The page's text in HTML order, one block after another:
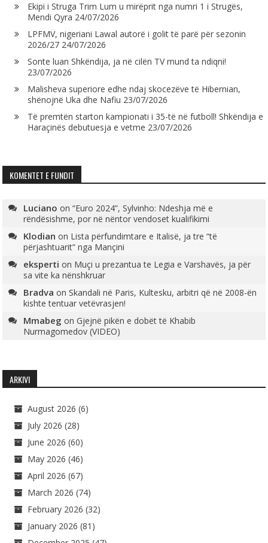
Ekipi i Struga Trim Lum u mirëprit nga numri 1 i Strugës,
Mendi Qyra 24/07/2026
LPFMV, nigeriani Lawal autorë i golit të parë për sezonin
2026/27 24/07/2026
Sonte luan Shkëndija, ja në cilën TV mund ta ndiqni!
23/07/2026
Malisheva superiore edhe ndaj skocezëve të Hibernian,
shënojnë Uka dhe Nafiu 23/07/2026
Të premtën starton kampionati i 35-të në futboll! Shkëndija e
Haraçinës debutuesja e vetme 23/07/2026
KOMENTET E FUNDIT
Luciano on“Euro 2024”, Sylvinho: Ndeshja më e
rëndësishme, por në nëntor vendoset kualifikimi
Klodian on Lista përfundimtare e Italisë, ja tre “të
përjashtuarit” nga Mançini
eksperti on Muçi u prezantua te Legia e Varshavës, ja për
sa vite ka nënshkruar
Bradva onSkandali në Paris, Kultesku, arbitri që në 2008-ën
kishte tentuar vetëvrasjen!
Mmabeg onGjejnë pikën e dobët të Khabib
Nurmagomedov (VIDEO)
ARKIVI
August 2026 (6)
July 2026 (28)
June 2026 (60)
May 2026 (46)
April 2026 (67)
March 2026 (74)
February 2026 (32)
January 2026 (81)